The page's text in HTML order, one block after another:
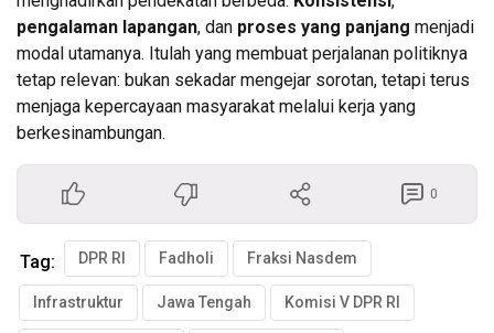
pengalaman lapangan, dan proses yang panjang menjadi
modal utamanya. Itulah yang membuat perjalanan politiknya
tetap relevan: bukan sekadar mengejar sorotan, tetapi terus
menjaga kepercayaan masyarakat melalui kerja yang
berkesinambungan.
0
Tag: DPR RI Fadholi Fraksi Nasdem
Infrastruktur Jawa Tengah Komisi V DPR RI